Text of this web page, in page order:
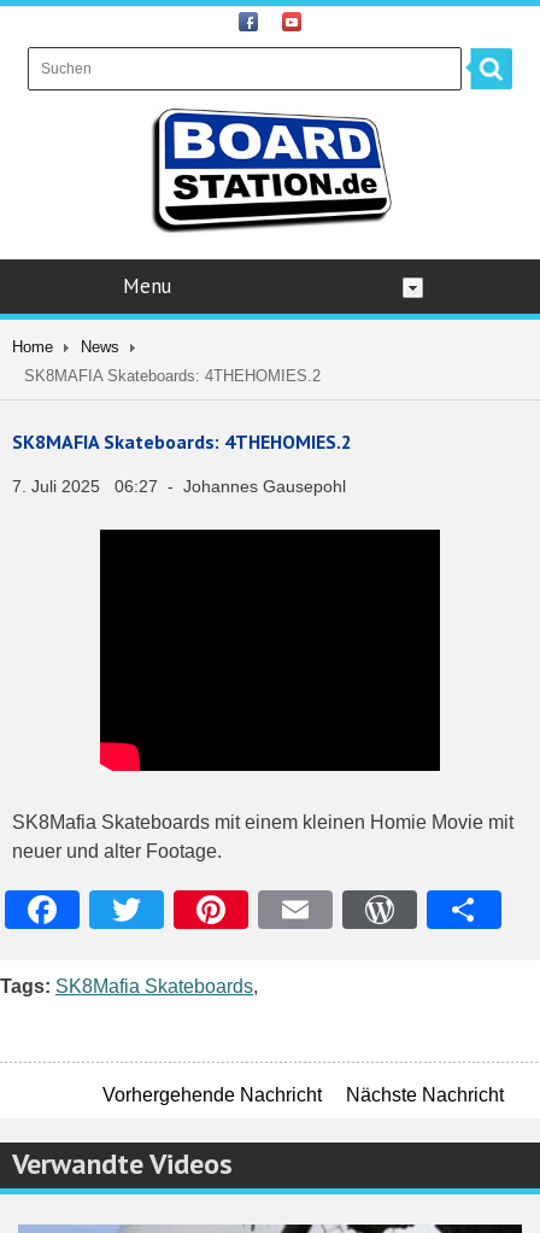
Menu
Home
News
SK8MAFIA Skateboards: 4THEHOMIES.2
SK8MAFIA Skateboards: 4THEHOMIES.2
7. Juli 2025 06:27 - Johannes Gausepohl
SK8Mafia Skateboards mit einem kleinen Homie Movie mit
neuer und alter Footage.
Tags: SK8Mafia Skateboards,
Vorhergehende Nachricht Nächste Nachricht
Verwandte Videos